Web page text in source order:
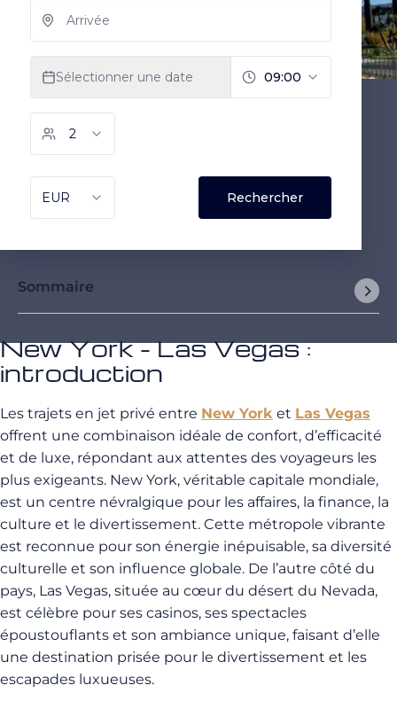
Sommaire
New York - Las Vegas :
introduction
Les trajets en jet privé entre New York et Las Vegas
offrent une combinaison idéale de confort, d’efficacité
et de luxe, répondant aux attentes des voyageurs les
plus exigeants. New York, véritable capitale mondiale,
est un centre névralgique pour les affaires, la finance, la
culture et le divertissement. Cette métropole vibrante
est reconnue pour son énergie inépuisable, sa diversité
culturelle et son influence globale. De l’autre côté du
pays, Las Vegas, située au cœur du désert du Nevada,
est célèbre pour ses casinos, ses spectacles
époustouflants et son ambiance unique, faisant d’elle
une destination prisée pour le divertissement et les
escapades luxueuses.